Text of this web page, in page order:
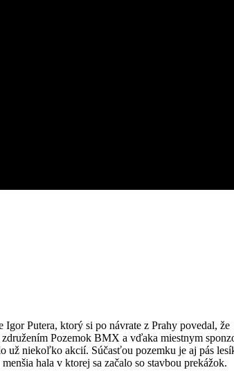
Putera, ktorý si po návrate z Prahy povedal, že
Pozemok BMX a vďaka miestnym
už niekoľko akcií. Súčasťou pozemku je aj pás
hala v ktorej sa začalo so stavbou prekážok.